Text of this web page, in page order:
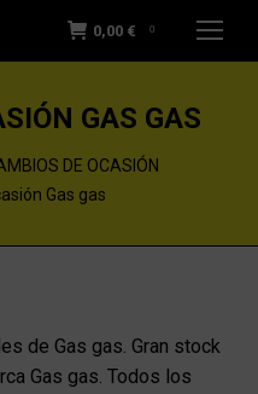
0,00 € 0
GAS GAS
DE OCASIÓN
Gas gas
de Gas gas. Gran stock
Gas gas. Todos los